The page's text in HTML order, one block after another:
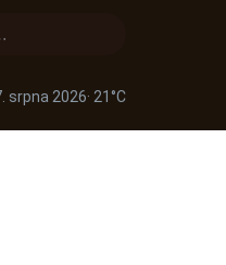
srpna 2026· 21°C